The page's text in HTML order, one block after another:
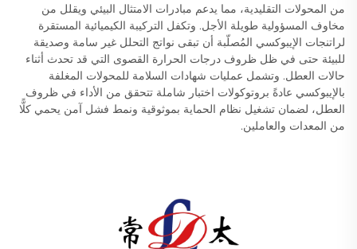
من المحولات التقليدية، مما يدعم مبادرات الامتثال البيئي ويقلل من
مخاوف المسؤولية طويلة الأجل. وتكفل التركيبة الكيميائية المستقرة
لراتنجات الإيبوكسي المُصلّبة أن تبقى نواتج التحلل غير سامة وصديقة
للبيئة حتى في ظل ظروف درجات الحرارة القصوى التي قد تحدث أثناء
حالات العطل. وتشمل عمليات شهادات السلامة للمحولات المغلفة
بالإيبوكسي عادةً بروتوكولات اختبار شاملة تتحقق من الأداء في ظروف
العطل، لضمان تشغيل نظام الحماية بموثوقية ونمط فشل آمن يحمي كلًّا
من المعدات والعاملين.